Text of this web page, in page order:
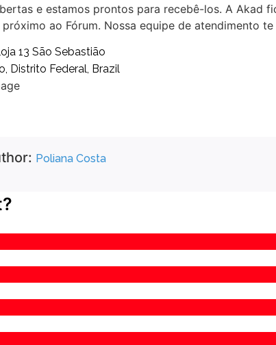
e estamos prontos para recebê-los. A Akad
ao Fórum. Nossa equipe de atendimento te
13 São Sebastião
Distrito Federal, Brazil
Poliana Costa